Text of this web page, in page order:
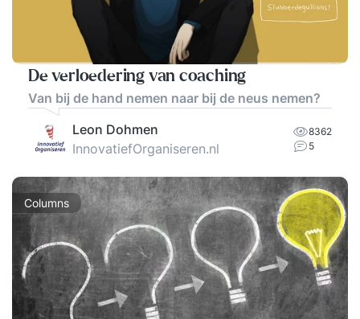
De verloedering van coaching
Van bij de hand nemen naar bij de neus nemen?
Leon Dohmen
InnovatiefOrganiseren.nl
8362
5
Columns